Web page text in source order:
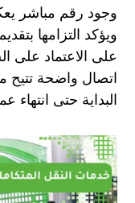
وجود رقم مباشر
ويؤكد التزامها
على الاعتماد على
اتصال واضحة تتيح
البداية حتى